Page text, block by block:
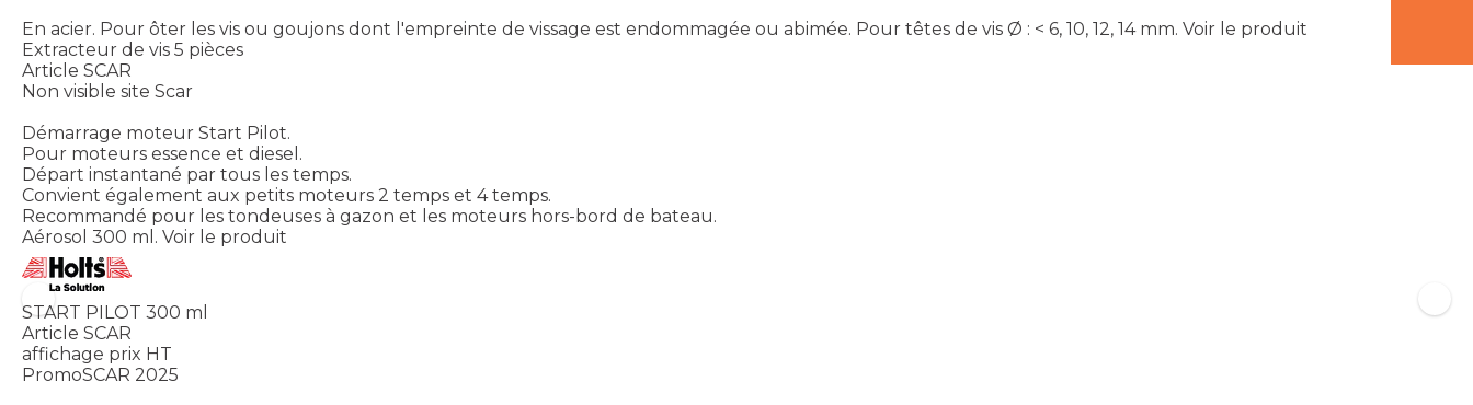
En acier. Pour ôter les vis ou goujons dont l'empreinte de vissage est endommagée ou abimée. Pour têtes de vis Ø : < 6, 10, 12, 14 mm. Voir le produit
Extracteur de vis 5 pièces
Article SCAR
Non visible site Scar
Démarrage moteur Start Pilot.
Pour moteurs essence et diesel.
Départ instantané par tous les temps.
Convient également aux petits moteurs 2 temps et 4 temps.
Recommandé pour les tondeuses à gazon et les moteurs hors-bord de bateau.
Aérosol 300 ml. Voir le produit
START PILOT 300 ml
Article SCAR
affichage prix HT
PromoSCAR 2025